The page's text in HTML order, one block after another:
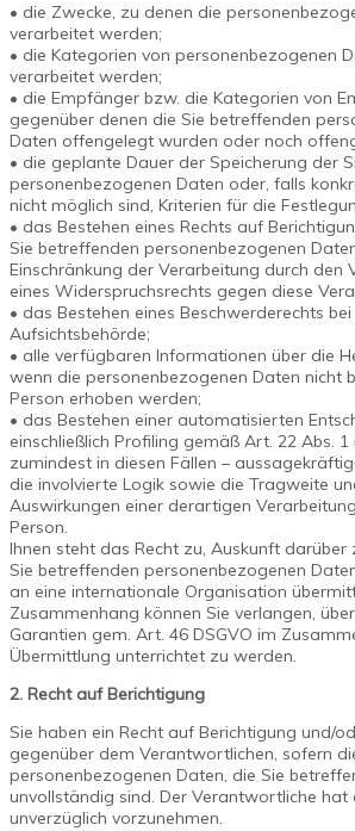
• die Zwecke, zu denen die
verarbeitet werden;
• die Kategorien von personenbezogenen
verarbeitet werden;
• die Empfänger bzw. die Kategorien von
gegenüber denen die Sie betreffenden
Daten offengelegt wurden oder noch
• die geplante Dauer der Speicherung der
personenbezogenen Daten oder, falls
nicht möglich sind, Kriterien für die
• das Bestehen eines Rechts auf
Sie betreffenden personenbezogenen
Einschränkung der Verarbeitung durch den
eines Widerspruchsrechts gegen diese
• das Bestehen eines Beschwerderechts
Aufsichtsbehörde;
• alle verfügbaren Informationen über die
wenn die personenbezogenen Daten nicht
Person erhoben werden;
• das Bestehen einer automatisierten
einschließlich Profiling gemäß Art. 22 Abs. 1
zumindest in diesen Fällen –
die involvierte Logik sowie die Tragweite
Auswirkungen einer derartigen
Person.
Ihnen steht das Recht zu, Auskunft darüber
Sie betreffenden personenbezogenen
an eine internationale Organisation
Zusammenhang können Sie verlangen,
Garantien gem. Art. 46 DSGVO im
Übermittlung unterrichtet zu werden.
2. Recht auf Berichtigung
Sie haben ein Recht auf Berichtigung und/
gegenüber dem Verantwortlichen, sofern
personenbezogenen Daten, die Sie
unvollständig sind. Der Verantwortliche hat
unverzüglich vorzunehmen.